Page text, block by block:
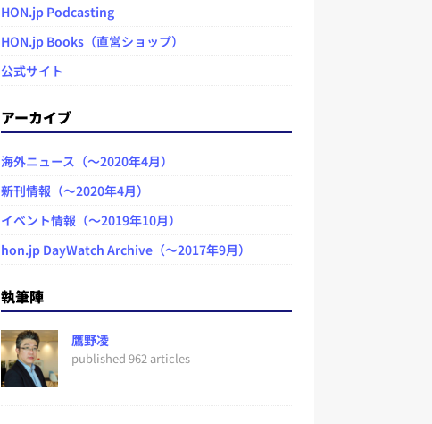
HON.jp Podcasting
HON.jp Books（直営ショップ）
公式サイト
アーカイブ
海外ニュース（～2020年4月）
新刊情報（～2020年4月）
イベント情報（～2019年10月）
hon.jp DayWatch Archive（～2017年9月）
執筆陣
鷹野凌
published 962 articles